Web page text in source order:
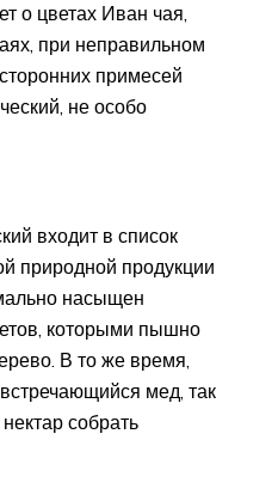
о цветах Иван чая,
при неправильном
примесей
не особо
входит в список
природной продукции
насыщен
которыми пышно
В то же время,
мед, так
собрать